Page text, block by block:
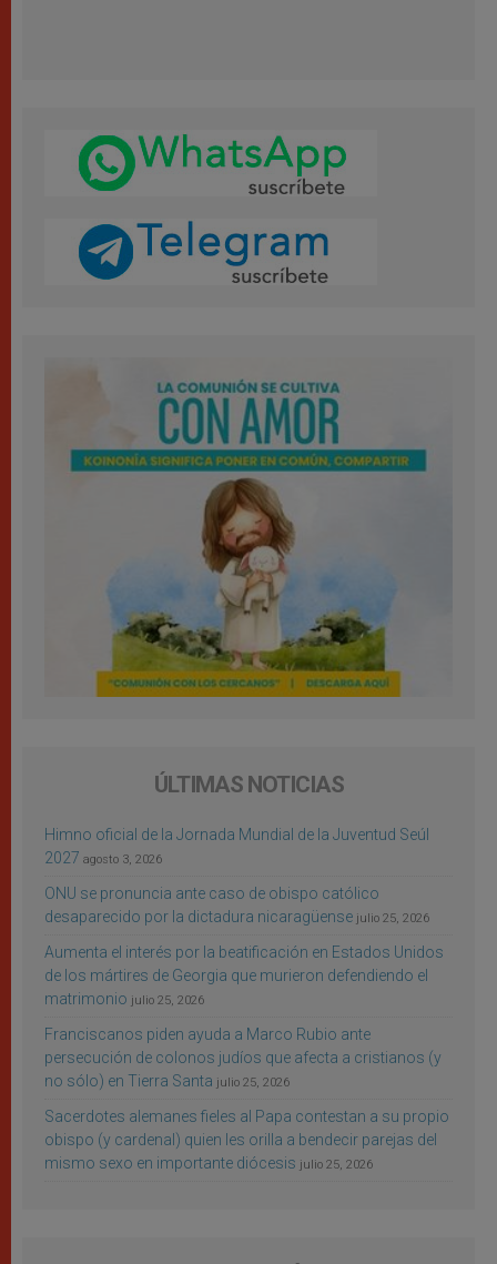
ÚLTIMAS NOTICIAS
Himno oficial de la Jornada Mundial de la Juventud Seúl
2027 agosto 3, 2026
ONU se pronuncia ante caso de obispo católico
desaparecido por la dictadura nicaragüense julio 25, 2026
Aumenta el interés por la beatificación en Estados Unidos
de los mártires de Georgia que murieron defendiendo el
matrimonio julio 25, 2026
Franciscanos piden ayuda a Marco Rubio ante
persecución de colonos judíos que afecta a cristianos (y
no sólo) en Tierra Santa julio 25, 2026
Sacerdotes alemanes fieles al Papa contestan a su propio
obispo (y cardenal) quien les orilla a bendecir parejas del
mismo sexo en importante diócesis julio 25, 2026